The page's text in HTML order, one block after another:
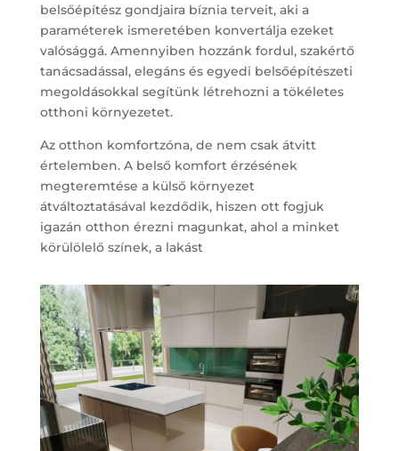
belsőépítész gondjaira bíznia terveit, aki a
paraméterek ismeretében konvertálja ezeket
valósággá. Amennyiben hozzánk fordul, szakértő
tanácsadással, elegáns és egyedi belsőépítészeti
megoldásokkal segítünk létrehozni a tökéletes
otthoni környezetet.
Az otthon komfortzóna, de nem csak átvitt
értelemben. A belső komfort érzésének
megteremtése a külső környezet
átváltoztatásával kezdődik, hiszen ott fogjuk
igazán otthon érezni magunkat, ahol a minket
körülölelő színek, a lakást